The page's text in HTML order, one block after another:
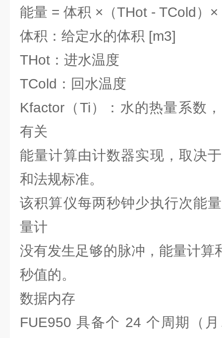
能量 = 体积 ×（THot - TCold）
体积：给定水的体积 [m3]
THot：进水温度
TCold：回水温度
Kfactor（Ti）：水的热量系数
有关
能量计算由计数器实现，取决
和法规标准。
该积算仪每两秒钟少执行次能
量计
没有发生足够的脉冲，能量计算
秒值的。
数据内存
FUE950 具备个 24 个周期（